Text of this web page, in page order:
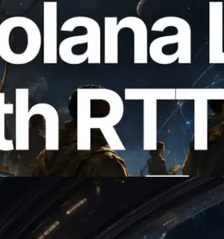
Leader Slot API अब 7
मापता है — Validators
लॉन्च